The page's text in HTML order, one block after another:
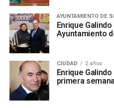
AYUNTAMIENTO DE
Enrique
Ayuntamiento
CIUDAD 2 años
Enrique
primera